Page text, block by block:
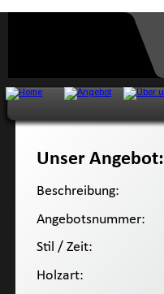
Unser Angebot:
Beschreibung:
Angebotsnummer:
Stil / Zeit:
Holzart: